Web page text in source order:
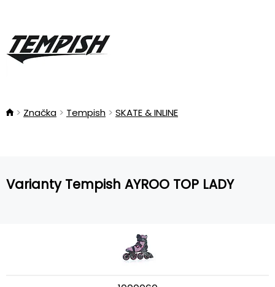
Značka Tempish SKATE & INLINE
Varianty Tempish AYROO TOP LADY